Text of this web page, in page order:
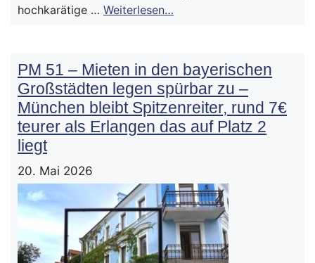
hochkarätige … Weiterlesen…
PM 51 – Mieten in den bayerischen
Großstädten legen spürbar zu –
München bleibt Spitzenreiter, rund 7€
teurer als Erlangen das auf Platz 2
liegt
20. Mai 2026